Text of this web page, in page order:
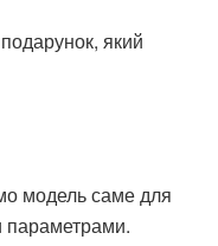
який
модель саме для
параметрами.